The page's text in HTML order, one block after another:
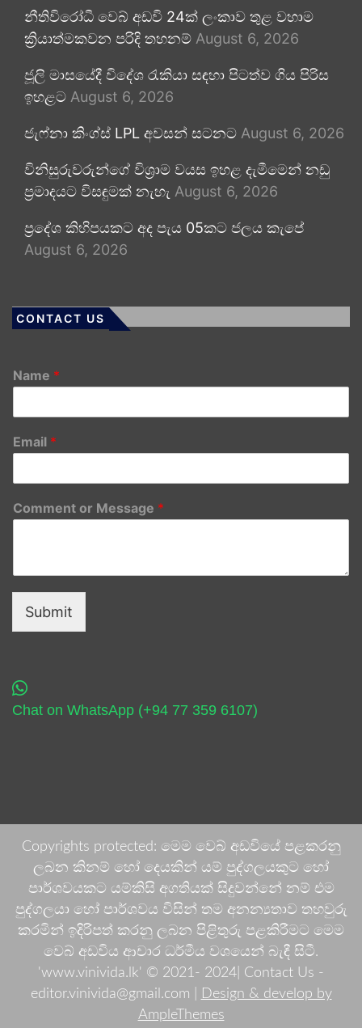
නීතිවිරෝධී වෙබ් අඩවි 24ක් ලංකාව තුළ වහාම
ක්‍රියාත්මකවන පරිදි තහනම් August 6, 2026
ජූලි මාසයේදී විදේශ රැකියා සඳහා පිටත්ව ගිය පිරිස
ඉහළට August 6, 2026
ජැෆ්නා කිංග්ස් LPL අවසන් සටනට August 6, 2026
විනිසුරුවරුන්ගේ විශ්‍රාම වයස ඉහළ දැමීමෙන් නඩු
ප්‍රමාදයට විසඳුමක් නැහැ August 6, 2026
ප්‍රදේශ කිහිපයකට අද පැය 05කට ජලය කැපේ
August 6, 2026
CONTACT US
Name *
Email *
Comment or Message *
Submit
Chat on WhatsApp (+94 77 359 6107)
Copyrights protected: මෙම වෙබ් අඩවියේ පළකරනු
ලබන කිනම් හෝ දෙයකින් යම් පුද්ගලයකුට හෝ
පාර්ශවයකට යම්කිසි අගතියක් සිදුවන්නේ නම් එම
පුද්ගලයා හෝ පාර්ශවය විසින් තම අනන්‍යතාව තහවුරු
කරමින් ඉදිරිපත් කරනු ලබන පිළිතුරු පළකිරීමට මෙම
වෙබ් අඩවිය ආචාර ධර්මීය වශයෙන් බැඳී සිටී.
'www.vinivida.lk' © 2021- 2024| Contact Us -
editor.vinivida@gmail.com |
Design & develop by
AmpleThemes